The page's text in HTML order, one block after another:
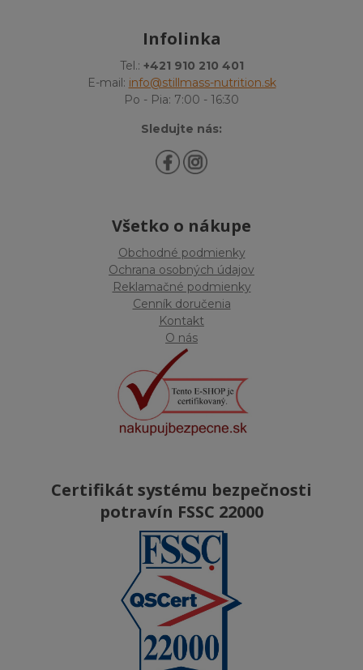
Infolinka
Tel.: +421 910 210 401
E-mail: info@stillmass-nutrition.sk
Po - Pia: 7:00 - 16:30
Sledujte nás:
Všetko o nákupe
Obchodné podmienky
Ochrana osobných údajov
Reklamačné podmienky
Cenník doručenia
Kontakt
O nás
Certifikát systému bezpečnosti
potravín FSSC 22000